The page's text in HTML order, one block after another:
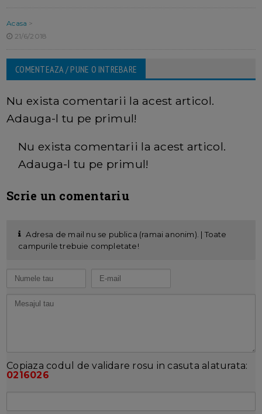
Acasa >
21/6/2018
COMENTEAZA / PUNE O INTREBARE
Nu exista comentarii la acest articol.
Adauga-l tu pe primul!
Nu exista comentarii la acest articol.
Adauga-l tu pe primul!
Scrie un comentariu
Adresa de mail nu se publica (ramai anonim). | Toate
campurile trebuie completate!
Copiaza codul de validare rosu in casuta alaturata:
0216026